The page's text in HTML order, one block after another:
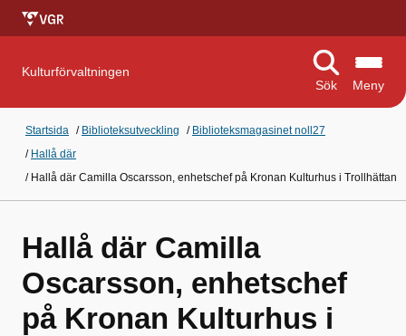
Kulturförvaltningen
Sök
Meny
Startsida / Biblioteksutveckling / Biblioteksmagasinet noll27
/ Hallå där
/ Hallå där Camilla Oscarsson, enhetschef på Kronan Kulturhus i Trollhättan
Hallå där Camilla
Oscarsson, enhetschef
på Kronan Kulturhus i